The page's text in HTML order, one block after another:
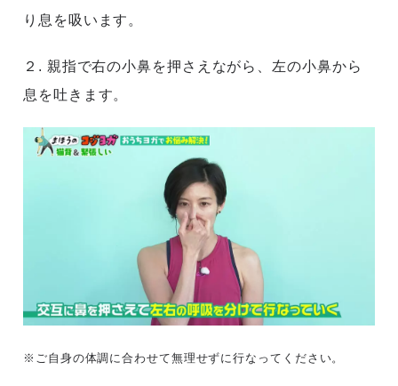
り息を吸います。
２. 親指で右の小鼻を押さえながら、左の小鼻から
息を吐きます。
※ご自身の体調に合わせて無理せずに行なってください。